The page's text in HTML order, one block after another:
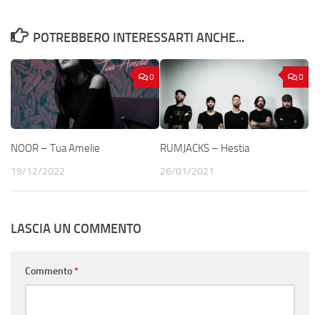
POTREBBERO INTERESSARTI ANCHE...
0
NOOR – Tua Amelie
19/12/2022
0
RUMJACKS – Hestia
26/01/2021
LASCIA UN COMMENTO
Commento*